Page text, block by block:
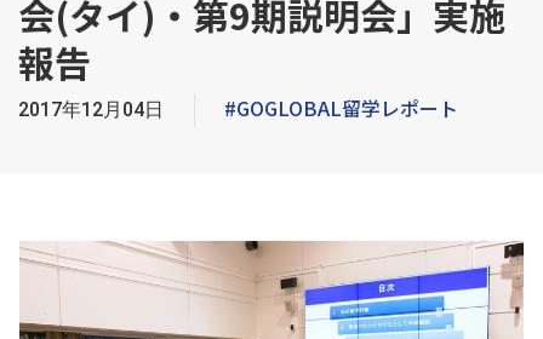
会(タイ)・第9期説明会」実施
報告
2017年12月04日 #GOGLOBAL留学レポート